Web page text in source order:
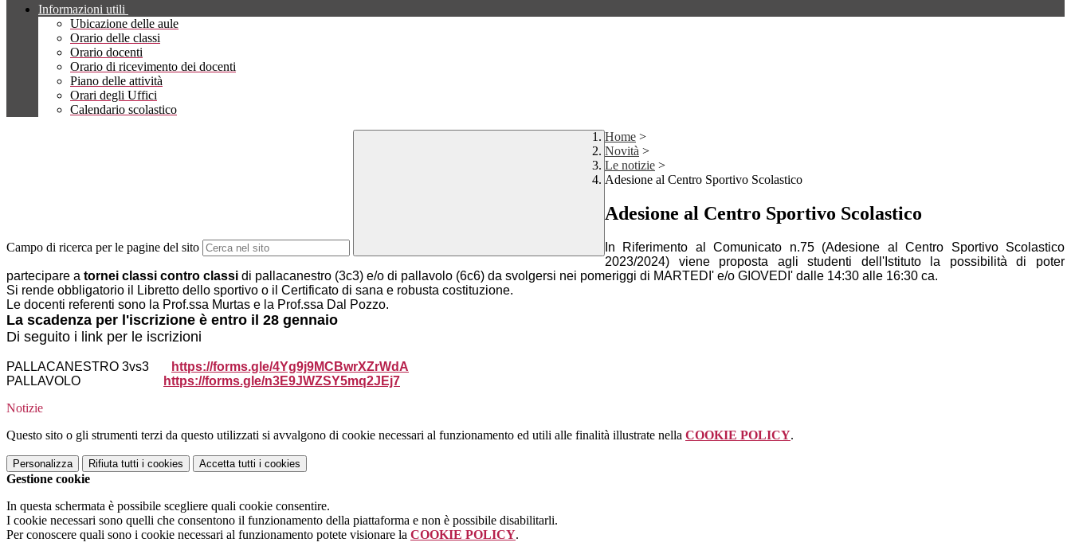
Informazioni utili
Ubicazione delle aule
Orario delle classi
Orario docenti
Orario di ricevimento dei docenti
Piano delle attività
Orari degli Uffici
Calendario scolastico
Campo di ricerca per le pagine del sito
Home >
Novità >
Le notizie >
Adesione al Centro Sportivo Scolastico
Adesione al Centro Sportivo Scolastico
In Riferimento al Comunicato n.75 (Adesione al Centro Sportivo Scolastico
2023/2024) viene proposta agli studenti dell'Istituto la possibilità di poter
partecipare a tornei classi contro classi di pallacanestro (3c3) e/o di pallavolo (6c6) da svolgersi nei pomeriggi di MARTEDI' e/o GIOVEDI' dalle 14:30 alle 16:30 ca.
Si rende obbligatorio il Libretto dello sportivo o il Certificato di sana e robusta costituzione.
Le docenti referenti sono la Prof.ssa Murtas e la Prof.ssa Dal Pozzo.
La scadenza per l'iscrizione è entro il 28 gennaio
Di seguito i link per le iscrizioni
PALLACANESTRO 3vs3 https://forms.gle/4Yg9j9MCBwrXZrWdA
PALLAVOLO
https://forms.gle/n3E9JWZSY5mq2JEj7
Notizie
Questo sito o gli strumenti terzi da questo utilizzati si avvalgono di cookie necessari al funzionamento ed utili alle finalità illustrate nella COOKIE POLICY.
Personalizza Rifiuta tutti i cookies Accetta tutti i cookies
Gestione cookie
In questa schermata è possibile scegliere quali cookie consentire.
I cookie necessari sono quelli che consentono il funzionamento della piattaforma e non è possibile disabilitarli.
Per conoscere quali sono i cookie necessari al funzionamento potete visionare la COOKIE POLICY.